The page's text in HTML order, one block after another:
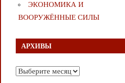
ЭКОНОМИКА И
ВООРУЖЁННЫЕ СИЛЫ
АРХИВЫ
Архивы